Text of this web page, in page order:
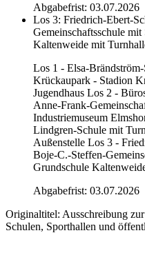
Abgabefrist: 03.07.2026
Los 3: Friedrich-Ebert-
Gemeinschaftsschule
Kaltenweide mit
Los 1 - Elsa-
Krückaupark - Stadion
Jugendhaus Los 2 -
Anne-Frank-
Industriemuseum
Lindgren-Schule mit
Außenstelle Los 3 -
Boje-C.-Steffen-
Grundschule
Abgabefrist: 03.07.2026
Originaltitel: Ausschreibung
Schulen, Sporthallen und